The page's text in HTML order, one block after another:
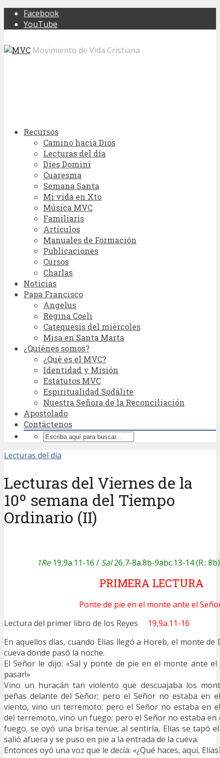
Facebook
YouTube
Movimiento de Vida Cristiana
Recursos
Camino hacia Dios
Lecturas del día
Dies Domini
Cuaresma
Semana Santa
Mi vida en Xto
Música MVC
Familiaris
Artículos
Manuales de Formación
Publicaciones
Cursos
Charlas
Noticias
Papa Francisco
Angelus
Regina Coeli
Catequesis del miércoles
Misa en Santa Marta
¿Quiénes somos?
¿Qué es el MVC?
Identidad y Misión
Estatutos MVC
Espiritualidad Sodálite
Nuestra Señora de la Reconciliación
Apostolado
Contáctenos
Lecturas del día
Lecturas del Viernes de la
10º semana del Tiempo
Ordinario (II)
1Re19,9a.11-16 / Sal26,7-8a.8b-9abc.13-14 (R.:
PRIMERA LECTURA
Ponte de pie en el monte ante el
Lectura del primer libro de los Reyes 19,9a.11-16
En aquellos días, cuando Elías llegó a Horeb, el monte
cueva donde pasó la noche.
El Señor le dijo: «Sal y ponte de pie en el monte ante el
pasar!»
Vino un huracán tan violento que descuajaba los
peñas delante del Señor; pero el Señor no estaba en
viento, vino un terremoto; pero el Señor no estaba en
del terremoto, vino un fuego; pero el Señor no estaba en
fuego, se oyó una brisa tenue; al sentirla, Elías se tapó
salió afuera y se puso en pie a la entrada de la cueva.
Entonces oyó una voz que le decía: «¿Qué haces, aquí,